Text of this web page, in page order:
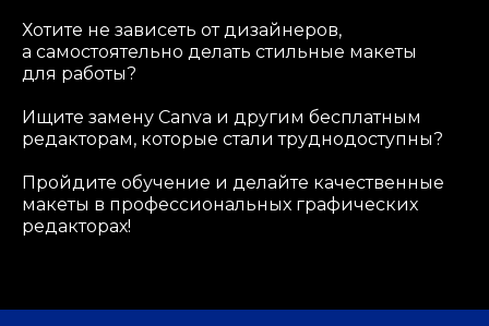
Хотите не зависеть от дизайнеров,
а самостоятельно делать стильные макеты
для работы?
Ищите замену Canva и другим бесплатным
редакторам, которые стали труднодоступны?
Пройдите обучение и делайте качественные
макеты в профессиональных графических
редакторах!